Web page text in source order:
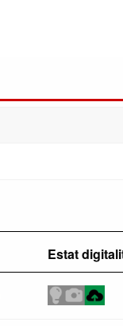
Estat